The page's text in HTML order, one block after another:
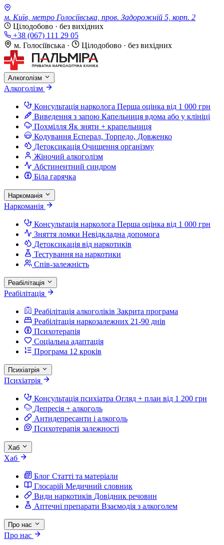
м. Київ, метро Голосіївська, пров. Задорожній 5, корп. 2
Цілодобово · без вихідних
+38 (067) 111 29 05
м. Голосіївська · Цілодобово · без вихідних
Алкоголізм
Алкоголізм
Консультація нарколога Перша оцінка від 1 000 грн
Виведення з запою Капельниця вдома або у клініці
Похмілля Як зняти + крапельниця
Кодування Есперал, Торпедо, Довженко
Детоксикація Очищення організму
Жіночий алкоголізм
Абстинентний синдром
Біла гарячка
Наркоманія
Наркоманія
Консультація нарколога Перша оцінка від 1 000 грн
Зняття ломки Невідкладна допомога
Детоксикація від наркотиків
Тестування на наркотики
Спів-залежність
Реабілітація
Реабілітація
Реабілітація алкоголіків Закрита програма
Реабілітація наркозалежних 21-90 днів
Психотерапія
Соціальна адаптація
Програма 12 кроків
Психіатрія
Психіатрія
Консультація психіатра Огляд + план від 1 200 грн
Депресія + алкоголь
Антидепресанти і алкоголь
Психотерапія залежності
Хаб
Хаб
Блог Статті та матеріали
Глосарій Медичний словник
Види наркотиків Довідник речовин
Аптечні препарати Взаємодія з алкоголем
Про нас
Про нас